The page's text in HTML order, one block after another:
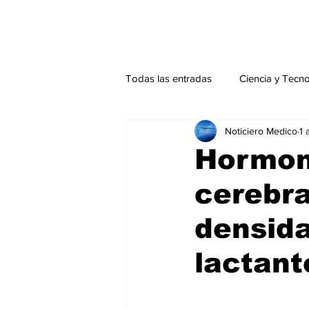
Todas las entradas Ciencia y
Actualidad Salud Mental
Endocrinología Actualidad
Noticiero Medico1